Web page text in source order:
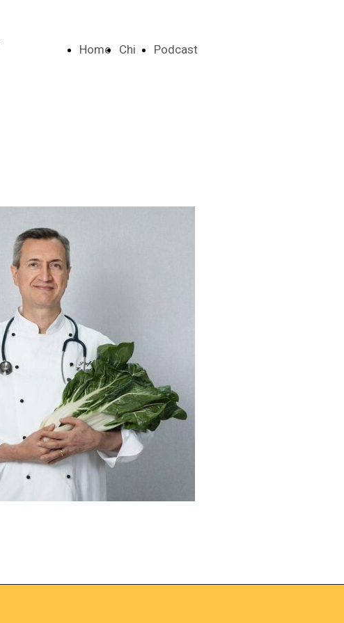
Home Chi Podcast